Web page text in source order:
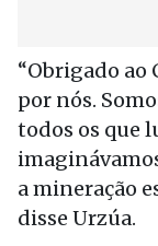
“Obrigado ao
por nós.
todos os que
a mineração
disse Urzúa.